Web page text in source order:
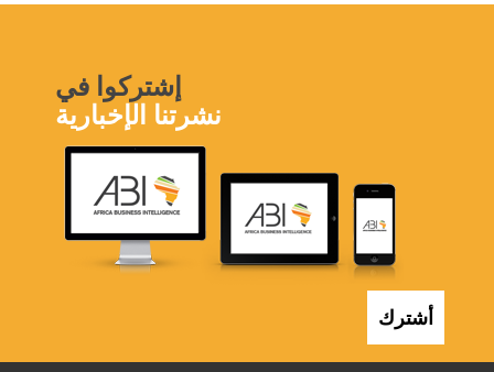
إشتركوا في
نشرتنا الإخبارية
أشترك